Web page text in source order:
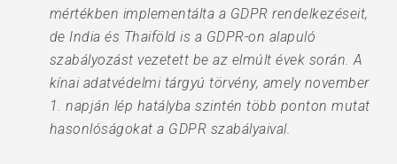
mértékben implementálta a GDPR rendelkezéseit,
de India és Thaiföld is a GDPR-on alapuló
szabályozást vezetett be az elmúlt évek során. A
kínai adatvédelmi tárgyú törvény, amely november
1. napján lép hatályba szintén több ponton mutat
hasonlóságokat a GDPR szabályaival.